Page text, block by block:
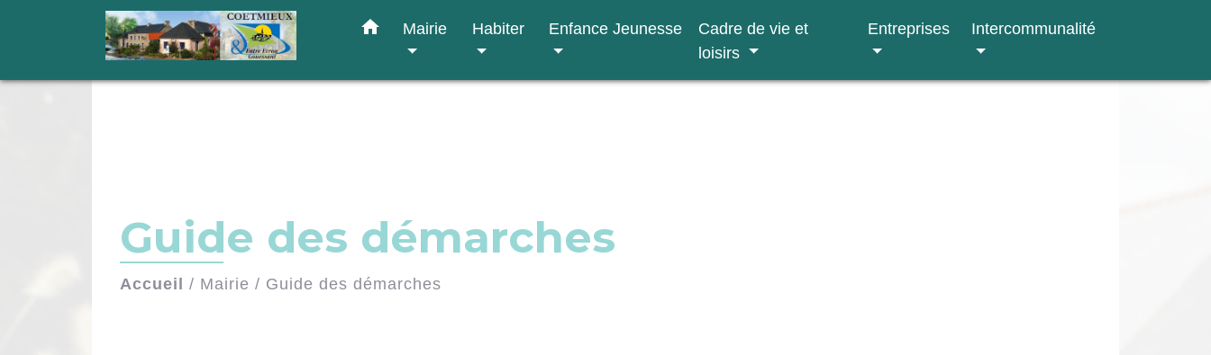
home Mairie Habiter Enfance Jeunesse
Cadre de vie et
loisirs
Entreprises Intercommunalité
Guide des démarches
Accueil / Mairie / Guide des démarches